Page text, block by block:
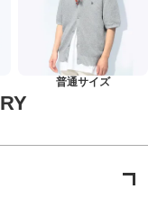
普通サイズ